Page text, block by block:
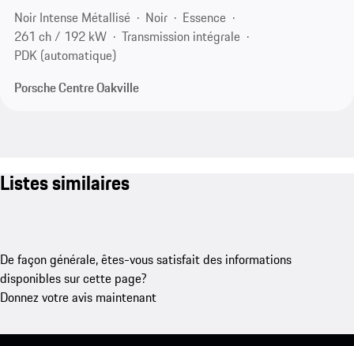
Noir Intense Métallisé
Noir
Essence
261 ch / 192 kW
Transmission intégrale
PDK (automatique)
Porsche Centre Oakville
Listes similaires
De façon générale, êtes-vous satisfait des informations
disponibles sur cette page?
Donnez votre avis maintenant